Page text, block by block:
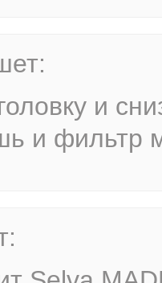
и
и фильтр